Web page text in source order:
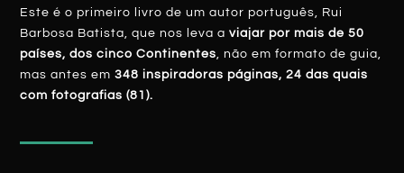
Simplesmente, Toronto
LER MAIS
Este é o primeiro livro de um autor português, Rui
Barbosa Batista, que nos leva aviajar por mais de 50
países, dos cinco Continentes, não em formato de guia,
mas antes em348 inspiradoras páginas, 24 das quais
com fotografias (81).